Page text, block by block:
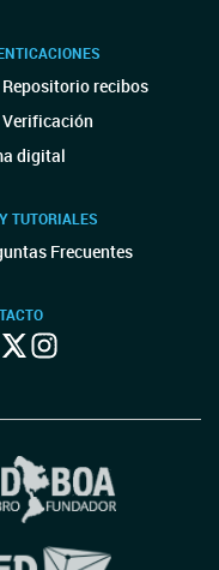
Repositorio recibos
Verificación
digital
TUTORIALES
Frecuentes